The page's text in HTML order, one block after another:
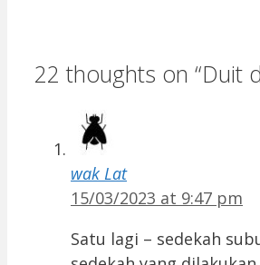
22 thoughts on “Duit
wak Lat
15/03/2023 at 9:47 pm
Satu lagi – sedekah